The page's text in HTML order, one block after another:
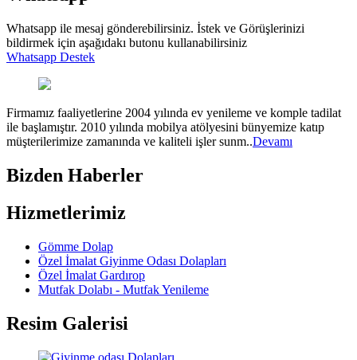
Whatsapp ile mesaj gönderebilirsiniz. İstek ve Görüşlerinizi
bildirmek için aşağıdakı butonu kullanabilirsiniz
Whatsapp Destek
Firmamız faaliyetlerine 2004 yılında ev yenileme ve komple tadilat
ile başlamıştır. 2010 yılında mobilya atölyesini bünyemize katıp
müşterilerimize zamanında ve kaliteli işler sunm..Devamı
Bizden Haberler
Hizmetlerimiz
Gömme Dolap
Özel İmalat Giyinme Odası Dolapları
Özel İmalat Gardırop
Mutfak Dolabı - Mutfak Yenileme
Resim Galerisi